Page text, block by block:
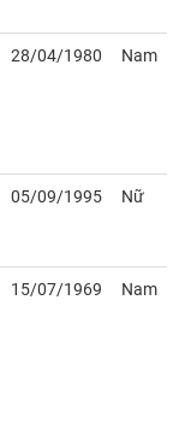
28/04/1980 Nam
05/09/1995 Nữ
15/07/1969 Nam